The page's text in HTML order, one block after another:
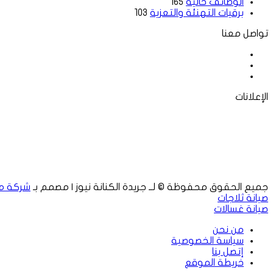
الوظائف خاليه 165
برقيات التهنئة والتعزية 103
تواصل معنا
الإعلانات
جميع الحقوق محفوظة © لــ جريدة الكنانة نيوز | مصمم بـ شركة
صيانة ثلاجات
صيانة غسالات
من نحن
سياسة الخصوصية
إتصل بنا
خريطة الموقع